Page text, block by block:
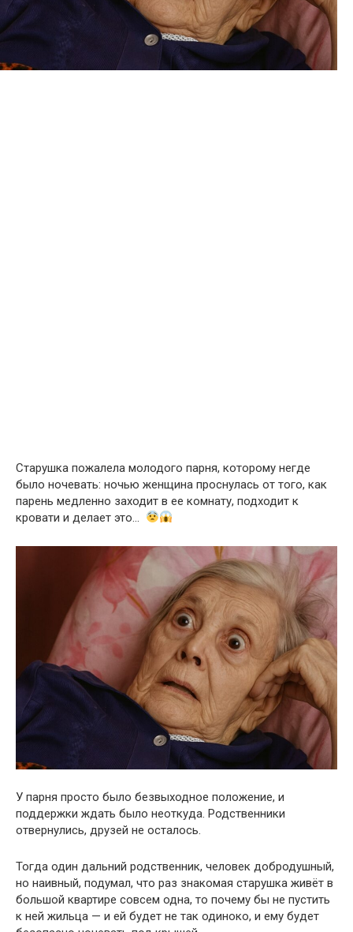
Старушка пожалела молодого парня, которому негде
было ночевать: ночью женщина проснулась от того, как
парень медленно заходит в ее комнату, подходит к
кровати и делает это…
У парня просто было безвыходное положение, и
поддержки ждать было неоткуда. Родственники
отвернулись, друзей не осталось.
Тогда один дальний родственник, человек добродушный,
но наивный, подумал, что раз знакомая старушка живёт в
большой квартире совсем одна, то почему бы не пустить
к ней жильца — и ей будет не так одиноко, и ему будет